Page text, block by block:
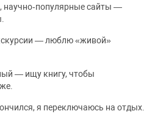
научно‑популярные сайты —
— люблю «живой»
— ищу книгу, чтобы
я переключаюсь на отдых.